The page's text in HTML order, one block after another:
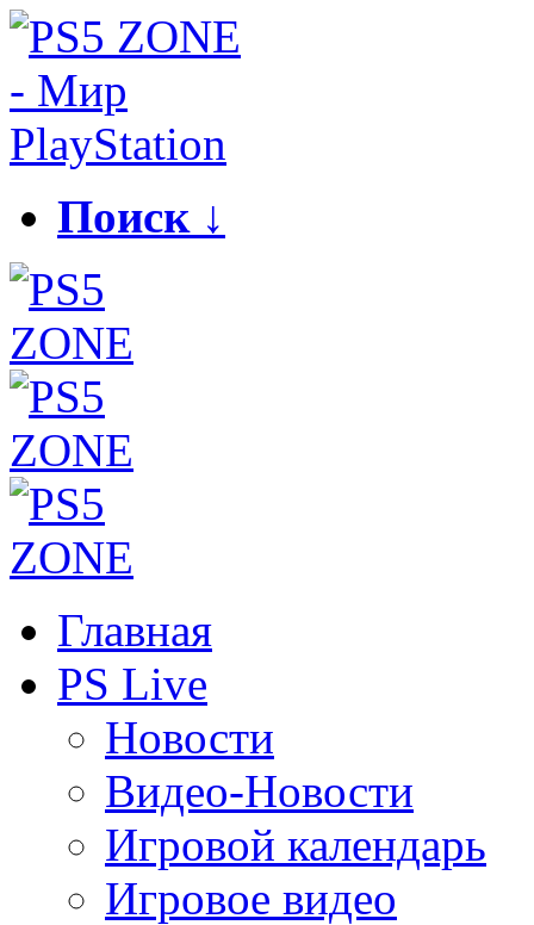
Поиск ↓
Главная
PS Live
Новости
Видео-Новости
Игровой календарь
Игровое видео